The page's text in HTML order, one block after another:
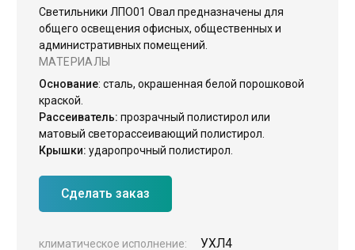
Общественное освещение
Промышленное освещение
Торговое модульное освещение
Уличное освещение
Облучатели
Прожекторное освещение
Освещение информационных и классных досок
Светильники ЛПО01 Овал предназначены для
общего освещения офисных, общественных и
административных помещений.
МАТЕРИАЛЫ
Основание: сталь, окрашенная белой порошковой
краской.
Рассеиватель: прозрачный полистирол или
матовый светорассеивающий полистирол.
Крышки: ударопрочный полистирол.
Сделать заказ
климатическое исполнение: УХЛ4